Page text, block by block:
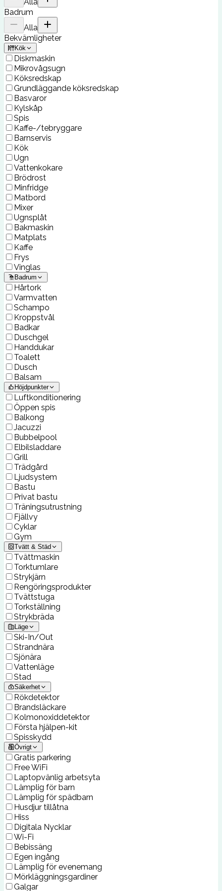
Badrum
Alla
Bekvämligheter
Kök
Diskmaskin
Mikrovågsugn
Köksredskap
Grundläggande köksredskap
Basvaror
Kylskåp
Spis
Kaffe-/tebryggare
Barnservis
Kök
Ugn
Vattenkokare
Brödrost
Minfridge
Matbord
Mixer
Ugnsplåt
Bakmaskin
Matplats
Kaffe
Frys
Vinglas
Badrum
Hårtork
Varmvatten
Schampo
Kroppstvål
Badkar
Duschgel
Handdukar
Toalett
Dusch
Balsam
Höjdpunkter
Luftkonditionering
Öppen spis
Balkong
Jacuzzi
Bubbelpool
Elbilsladdare
Grill
Trädgård
Ljudsystem
Bastu
Privat bastu
Träningsutrustning
Fjällvy
Cyklar
Gym
Tvätt & Städ
Tvättmaskin
Torktumlare
Strykjärn
Rengöringsprodukter
Tvättstuga
Torkställning
Strykbräda
Läge
Ski-In/Out
Strandnära
Sjönära
Vattenläge
Stad
Säkerhet
Rökdetektor
Brandsläckare
Kolmonoxiddetektor
Första hjälpen-kit
Spisskydd
Övrigt
Gratis parkering
Free WiFi
Laptopvänlig arbetsyta
Lämplig för barn
Lämplig för spädbarn
Husdjur tillåtna
Hiss
Digitala Nycklar
Wi-Fi
Bebissäng
Egen ingång
Lämplig för evenemang
Mörkläggningsgardiner
Galgar